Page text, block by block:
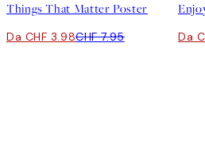
Things That Matter Poster
Da CHF 3.98CHF 7.95 Da